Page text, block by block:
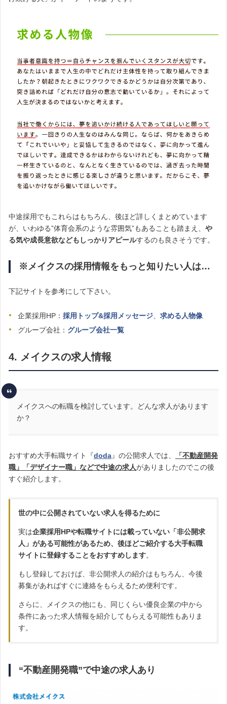
中途採用でもこれらはもちろん、後ほど詳しくまとめています
が、いわゆる”体育会系のような雰囲気”もあることも踏まえ、 や
る気や成長意欲などもしっかりアピールするのも良さそうです。
※メイクスの採用情報をもっと知りたい人は…
下記サイトを参考にして下さい。
企業採用HP： 採用トップ&採用メッセージ
求める人物像
グループ会社： グループ会社一覧
4. メイクスの求人情報
メイクスへの転職を検討しています。どんな求人があります
か？
おすすめ大手転職サイト『doda』の公開求人では、
「不動産開発
職」「デザイナー職」などで中途の求人がありましたのでこの後
すぐ紹介します。
世の中に公開されていない求人を得るために
実は企業採用HPや転職サイトには載っていない「非公開求
人」がある可能性があるため、後ほどご紹介する大手転職
サイトに登録することをおすすめします。
もし登録しておけば、非公開求人の紹介はもちろん、今後
募集があればすぐに連絡をもらえるため便利です。
さらに、メイクスの他にも、同じくらい優良企業の中から
条件にあった求人情報を紹介してもらえる可能性もありま
す。
“不動産開発職”で中途の求人あり